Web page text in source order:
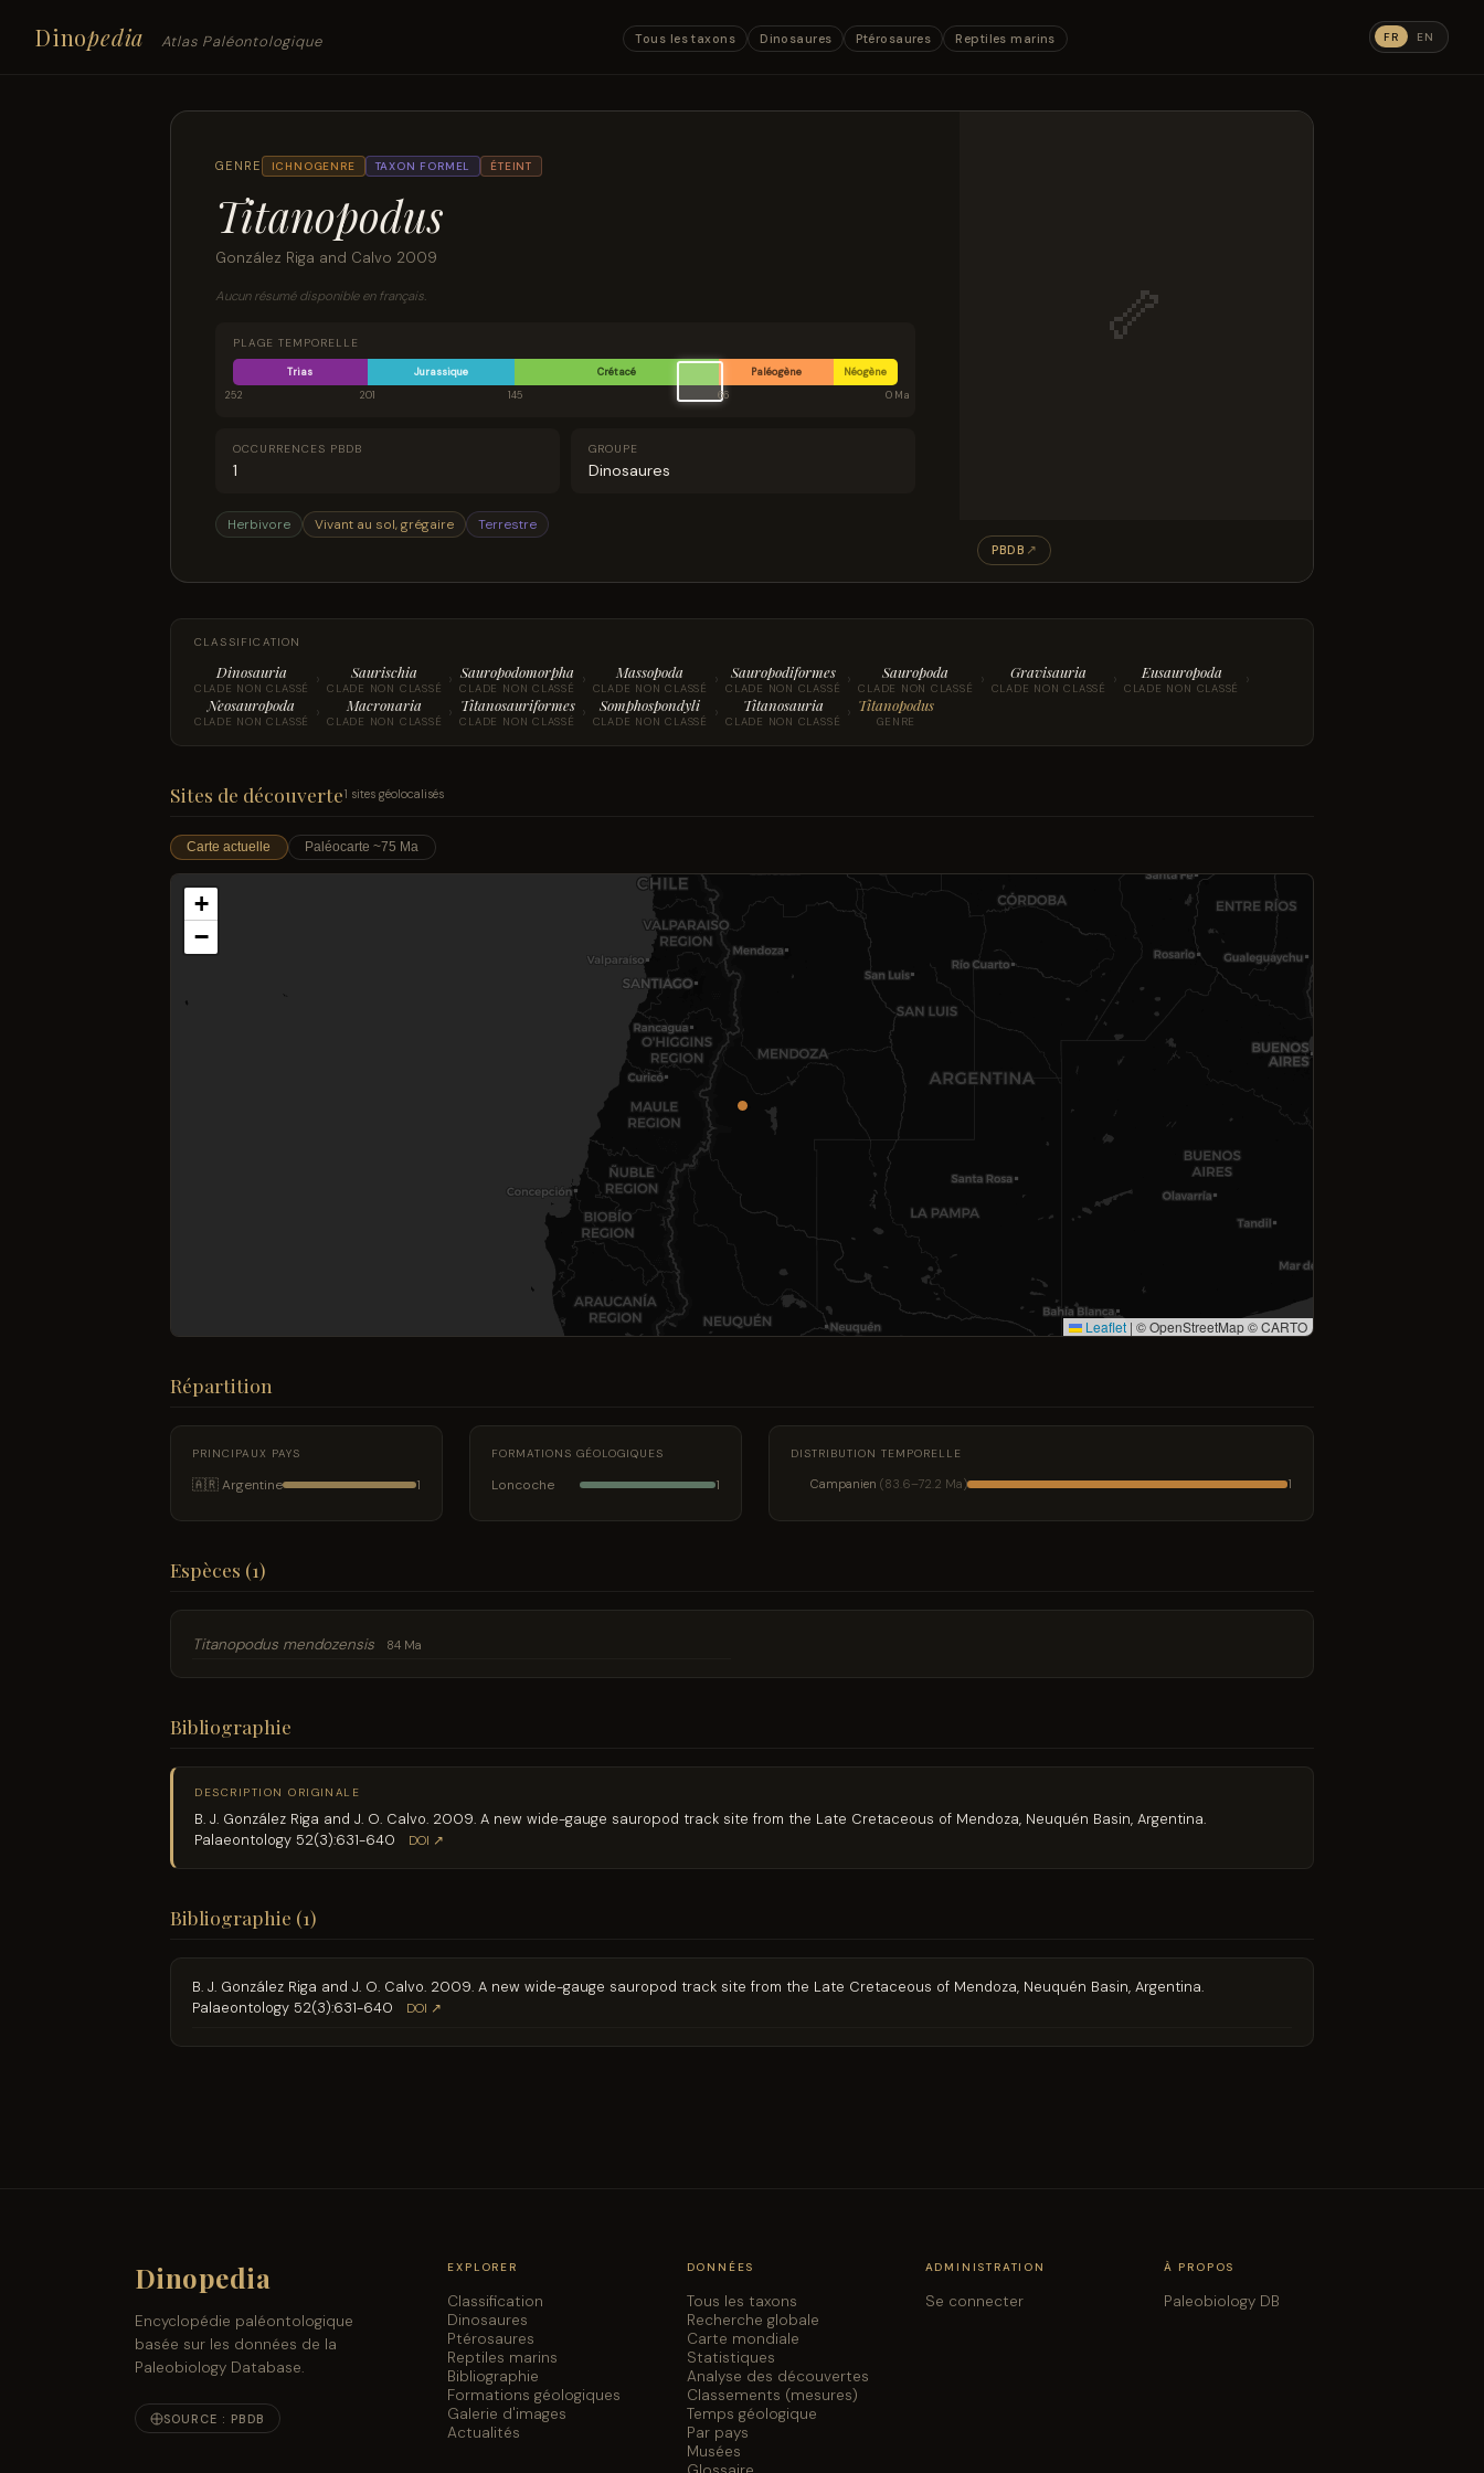
Dinopedia Atlas Paléontologique Tous les taxons Dinosaures Ptérosaures Reptiles marins FR EN
GENRE ICHNOGENRE TAXON FORMEL ÉTEINT
Titanopodus
González Riga and Calvo 2009
Aucun résumé disponible en français.
PLAGE TEMPORELLE
Trias Jurassique Crétacé Paléogène
Néogène
252
201 145 66 0 Ma
OCCURRENCES PBDB
1
GROUPE
Dinosaures
Herbivore Vivant au sol, grégaire Terrestre
🦴
PBDB ↗
CLASSIFICATION
Dinosauria
CLADE NON CLASSÉ › Saurischia
CLADE NON CLASSÉ › Sauropodomorpha
CLADE NON CLASSÉ › Massopoda
CLADE NON CLASSÉ › Sauropodiformes
CLADE NON CLASSÉ › Sauropoda
CLADE NON CLASSÉ › Gravisauria
CLADE NON CLASSÉ › Eusauropoda
CLADE NON CLASSÉ ›
Neosauropoda
CLADE NON CLASSÉ › Macronaria
CLADE NON CLASSÉ › Titanosauriformes
CLADE NON CLASSÉ › Somphospondyli
CLADE NON CLASSÉ › Titanosauria
CLADE NON CLASSÉ › Titanopodus
GENRE
Sites de découverte1 sites géolocalisés
Carte actuelle Paléocarte ~75 Ma
+
−
Leaflet | © OpenStreetMap © CARTO
Répartition
PRINCIPAUX PAYS
🇦🇷 Argentine 1
FORMATIONS GÉOLOGIQUES
Loncoche 1
DISTRIBUTION TEMPORELLE
Campanien (83.6–72.2 Ma) 1
Espèces (1)
Titanopodus mendozensis 84 Ma
Bibliographie
DESCRIPTION ORIGINALE
B. J. González Riga and J. O. Calvo. 2009. A new wide-gauge sauropod track site from the Late Cretaceous of Mendoza, Neuquén Basin, Argentina.
Palaeontology 52(3):631-640
DOI ↗
Bibliographie (1)
B. J. González Riga and J. O. Calvo. 2009. A new wide-gauge sauropod track site from the Late Cretaceous of Mendoza, Neuquén Basin, Argentina.
Palaeontology 52(3):631-640
DOI ↗
Dinopedia
Encyclopédie paléontologique
basée sur les données de la
Paleobiology Database.
SOURCE : PBDB
EXPLORER
Classification
Dinosaures
Ptérosaures
Reptiles marins
Bibliographie
Formations géologiques
Galerie d'images
Actualités
DONNÉES
Tous les taxons
Recherche globale
Carte mondiale
Statistiques
Analyse des découvertes
Classements (mesures)
Temps géologique
Par pays
Musées
ADMINISTRATION
Se connecter
À PROPOS
Paleobiology DB